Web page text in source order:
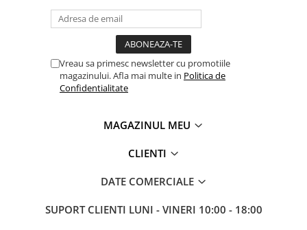
Vreau sa primesc newsletter cu promotiile
magazinului. Afla mai multe in Politica de
Confidentialitate
MAGAZINUL MEU
CLIENTI
DATE COMERCIALE
SUPORT CLIENTI LUNI - VINERI 10:00 - 18:00